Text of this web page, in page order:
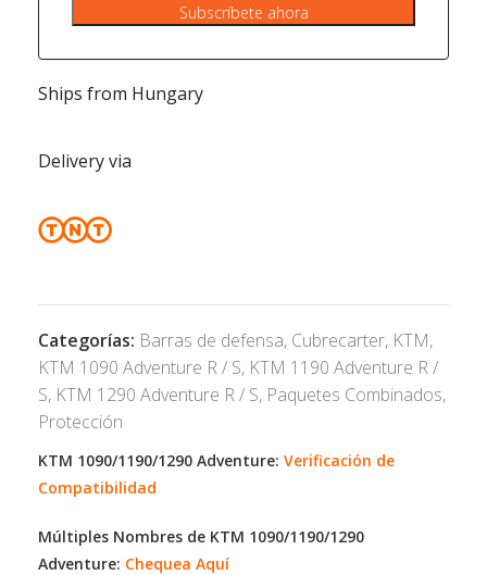
Subscríbete ahora
Ships from Hungary
Delivery via
Categorías: Barras de defensa, Cubrecarter, KTM,
KTM 1090 Adventure R / S, KTM 1190 Adventure R /
S, KTM 1290 Adventure R / S, Paquetes Combinados,
Protección
KTM 1090/1190/1290 Adventure: Verificación de
Compatibilidad
Múltiples Nombres de KTM 1090/1190/1290
Adventure: Chequea Aquí